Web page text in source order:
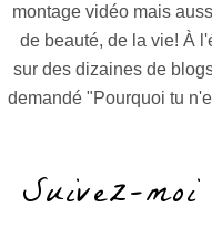
montage vidéo mais
de beauté, de la vie! À
sur des dizaines de
demandé "Pourquoi tu
Suivez-